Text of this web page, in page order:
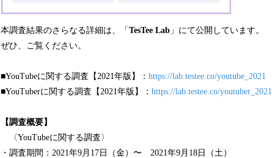
本調査結果のさらなる詳細は、「 TesTee Lab 」にて公開しています。
ぜひ、ご覧ください。
■YouTubeに関する調査【2021年版】： https://lab.testee.co/youtube_2021
■YouTuberに関する調査【2021年版】： https://lab.testee.co/youtuber_2021
【調査概要】
〈YouTubeに関する調査〉
・調査期間：2021年9月17日（金）〜 2021年9月18日（土）